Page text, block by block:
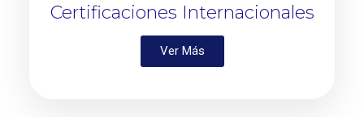
Certificaciones Internacionales
Ver Más